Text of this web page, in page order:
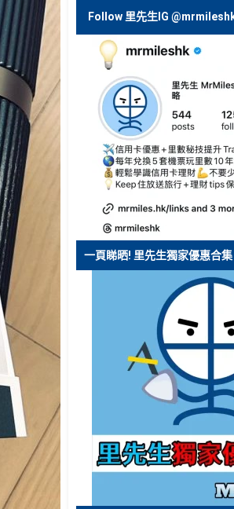
Follow 里先生IG
一頁睇晒! 里先生獨家優惠合